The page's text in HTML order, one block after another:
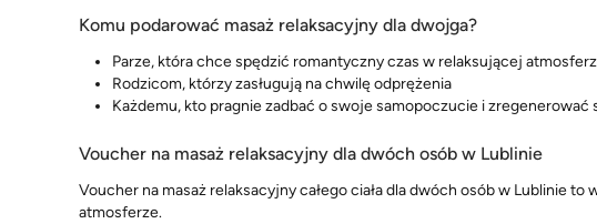
Komu podarować masaż relaksacyjny dla dwojga?
Parze, która chce spędzić romantyczny czas w relaksującej
Rodzicom, którzy zasługują na chwilę odprężenia
Każdemu, kto pragnie zadbać o swoje samopoczucie i zregenerować
Voucher na masaż relaksacyjny dla dwóch osób w Lublinie
Voucher na masaż relaksacyjny całego ciała dla dwóch osób w Lublinie
atmosferze.